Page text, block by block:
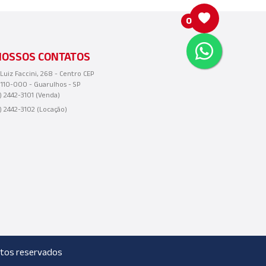
CONTATOS
Luiz Faccini, 268 - Centro CEP
000 - Guarulhos - SP
2442-3101 (Venda)
2442-3102 (Locação)
reservados
0